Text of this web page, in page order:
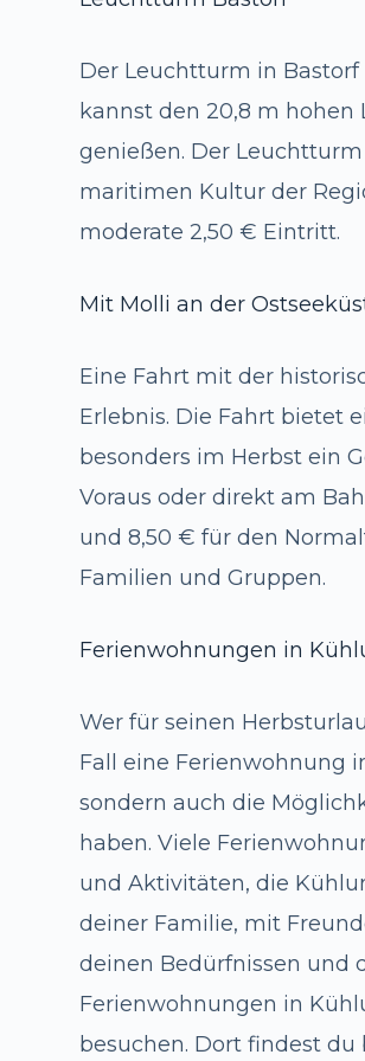
Der Leuchtturm in
kannst den 20,8 m
genießen. Der
maritimen Kultur der
moderate 2,50 € Eintritt.
Mit Molli an der
Eine Fahrt mit der
Erlebnis. Die Fahrt bietet
besonders im Herbst ein
Voraus oder direkt am
und 8,50 € für den
Familien und Gruppen.
Ferienwohnungen in
Wer für seinen
Fall eine Ferienwohnung
sondern auch die
haben. Viele
und Aktivitäten, die
deiner Familie, mit
deinen Bedürfnissen und
Ferienwohnungen in
besuchen. Dort findest